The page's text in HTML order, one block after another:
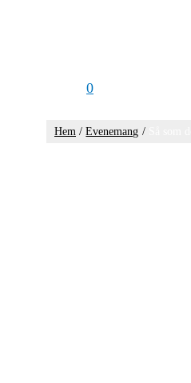
0
Hem Evenemang